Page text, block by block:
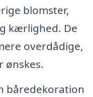
blomster,
kærlighed. De
overdådige,
ønskes.
båredekoration